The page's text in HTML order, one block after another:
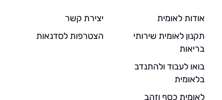
אודות לאומית
תקנון לאומית שירותי
בריאות
בואו לעבוד ולהתנדב
בלאומית
לאומית כסף וזהב
יצירת קשר
הצטרפות לסדנאות